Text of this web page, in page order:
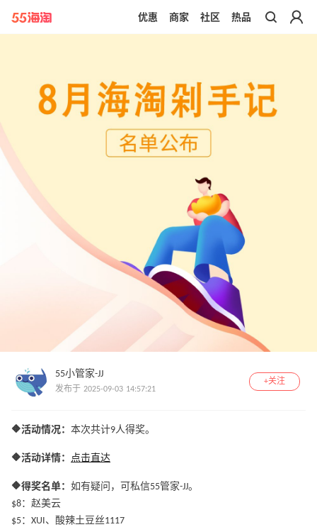
带你去官网买正品
优惠 商家 社区 热品
55小管家-JJ
发布于 2025-09-03 14:57:21
+关注
🔶活动情况： 本次共计9人得奖。
🔶活动详情： 点击直达
🔶得奖名单： 如有疑问，可私信55管家-JJ。
$8：赵美云
$5：XUI、酸辣土豆丝1117